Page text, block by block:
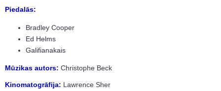
Piedalās:
Bradley Cooper
Ed Helms
Galifianakais
Mūzikas autors: Christophe Beck
Kinomatogrāfija: Lawrence Sher